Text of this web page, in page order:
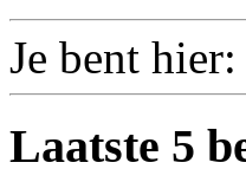
Je bent hier:
Laatste 5